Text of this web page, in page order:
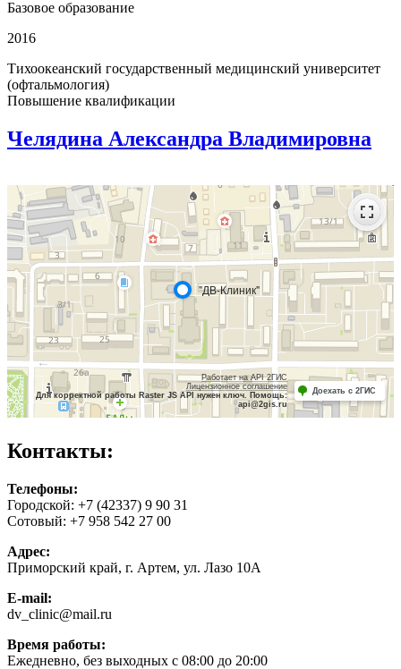
Базовое образование
2016
Тихоокеанский государственный медицинский университет
(офтальмология)
Повышение квалификации
Челядина Александра Владимировна
Контакты:
Телефоны:
Городской: +7 (42337) 9 90 31
Сотовый: +7 958 542 27 00
Адрес:
Приморский край, г. Артем, ул. Лазо 10А
E-mail:
dv_clinic@mail.ru
Время работы:
Ежедневно, без выходных с 08:00 до 20:00